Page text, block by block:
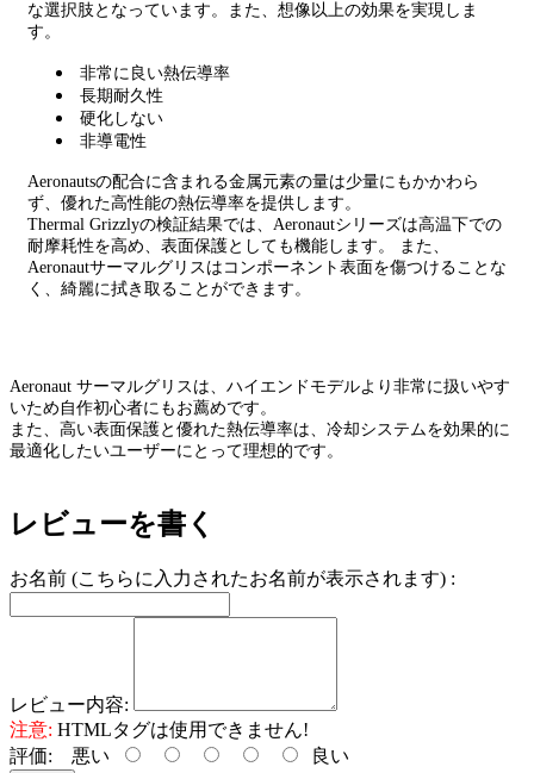
な選択肢となっています。また、想像以上の効果を実現しま
す。
非常に良い熱伝導率
長期耐久性
硬化しない
非導電性
Aeronautsの配合に含まれる金属元素の量は少量にもかかわら
ず、優れた高性能の熱伝導率を提供します。
Thermal Grizzlyの検証結果では、Aeronautシリーズは高温下での
耐摩耗性を高め、表面保護としても機能します。 また、
Aeronautサーマルグリスはコンポーネント表面を傷つけることな
く、綺麗に拭き取ることができます。
Aeronaut サーマルグリスは、ハイエンドモデルより非常に扱いやす
いため自作初心者にもお薦めです。
また、高い表面保護と優れた熱伝導率は、冷却システムを効果的に
最適化したいユーザーにとって理想的です。
レビューを書く
お名前 (こちらに入力されたお名前が表示されます) :
レビュー内容:
注意: HTMLタグは使用できません!
評価: 悪い 良い